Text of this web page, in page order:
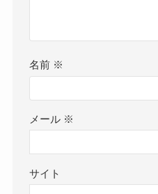
名前 ※
メール ※
サイト